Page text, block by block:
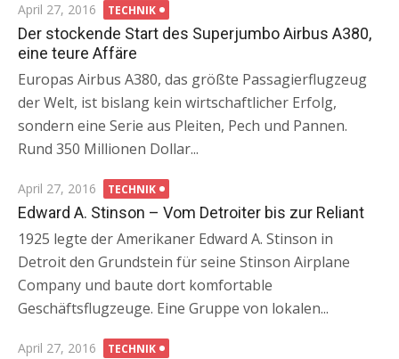
Posted
on
April 27, 2016 TECHNIK
Der stockende Start des Superjumbo Airbus A380,
eine teure Affäre
Europas Airbus A380, das größte Passagierflugzeug
der Welt, ist bislang kein wirtschaftlicher Erfolg,
sondern eine Serie aus Pleiten, Pech und Pannen.
Rund 350 Millionen Dollar...
Posted
on
April 27, 2016 TECHNIK
Edward A. Stinson – Vom Detroiter bis zur Reliant
1925 legte der Amerikaner Edward A. Stinson in
Detroit den Grundstein für seine Stinson Airplane
Company und baute dort komfortable
Geschäftsflugzeuge. Eine Gruppe von lokalen...
Posted
April 27, 2016 TECHNIK